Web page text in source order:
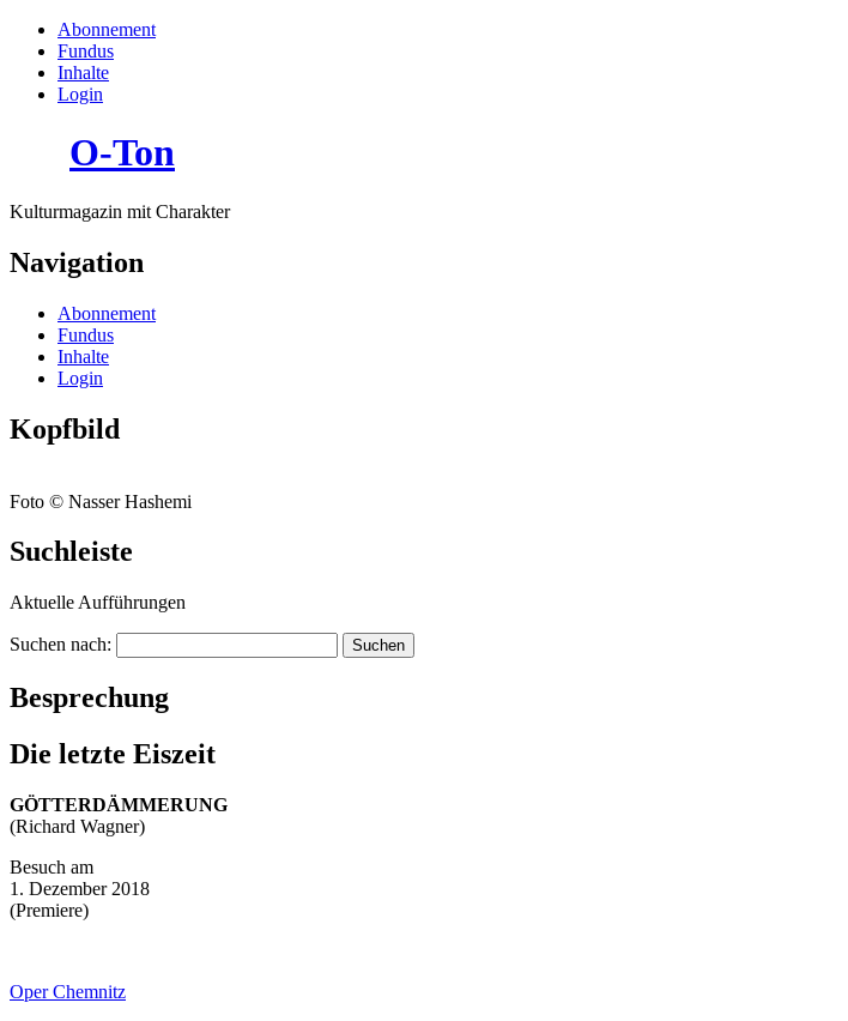
Abonnement
Fundus
Inhalte
Login
O-Ton
Kulturmagazin mit Charakter
Navigation
Abonnement
Fundus
Inhalte
Login
Kopfbild
Foto © Nasser Hashemi
Suchleiste
Aktuelle Aufführungen
Suchen nach:
Besprechung
Die letzte Eiszeit
GÖTTERDÄMMERUNG
(Richard Wagner)
Besuch am
1. Dezember 2018
(Premiere)
Oper Chemnitz